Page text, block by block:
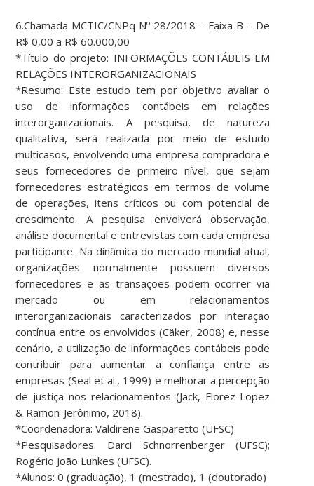
6.Chamada MCTIC/CNPq Nº 28/2018 – Faixa B – De
R$ 0,00 a R$ 60.000,00
*Título do projeto: INFORMAÇÕES CONTÁBEIS EM
RELAÇÕES INTERORGANIZACIONAIS
*Resumo: Este estudo tem por objetivo avaliar o
uso de informações contábeis em relações
interorganizacionais. A pesquisa, de natureza
qualitativa, será realizada por meio de estudo
multicasos, envolvendo uma empresa compradora e
seus fornecedores de primeiro nível, que sejam
fornecedores estratégicos em termos de volume
de operações, itens críticos ou com potencial de
crescimento. A pesquisa envolverá observação,
análise documental e entrevistas com cada empresa
participante. Na dinâmica do mercado mundial atual,
organizações normalmente possuem diversos
fornecedores e as transações podem ocorrer via
mercado ou em relacionamentos
interorganizacionais caracterizados por interação
contínua entre os envolvidos (Cäker, 2008) e, nesse
cenário, a utilização de informações contábeis pode
contribuir para aumentar a confiança entre as
empresas (Seal et al., 1999) e melhorar a percepção
de justiça nos relacionamentos (Jack, Florez-Lopez
& Ramon-Jerônimo, 2018).
*Coordenadora: Valdirene Gasparetto (UFSC)
*Pesquisadores: Darci Schnorrenberger (UFSC);
Rogério João Lunkes (UFSC).
*Alunos: 0 (graduação), 1 (mestrado), 1 (doutorado)